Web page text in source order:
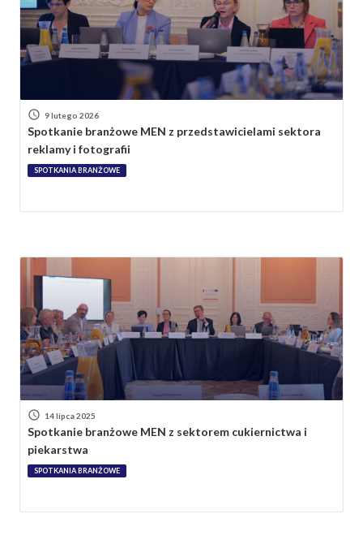
9 lutego 2026
Spotkanie branżowe MEN z przedstawicielami sektora
reklamy i fotografii
SPOTKANIA BRANŻOWE
14 lipca 2025
Spotkanie branżowe MEN z sektorem cukiernictwa i
piekarstwa
SPOTKANIA BRANŻOWE